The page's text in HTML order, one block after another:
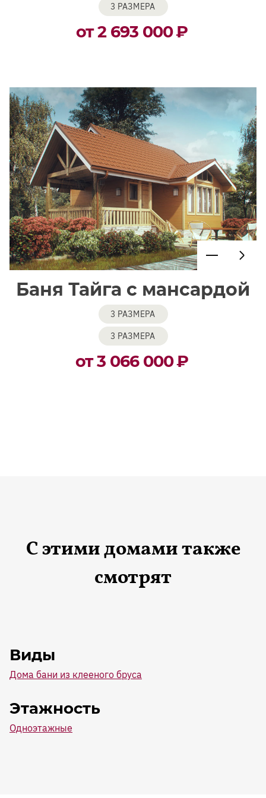
3 РАЗМЕРА
от 2 693 000₽
Баня Тайга с мансардой
3 РАЗМЕРА
3 РАЗМЕРА
от 3 066 000₽
С этими домами также
смотрят
Виды
Дома бани из клееного бруса
Этажность
Одноэтажные